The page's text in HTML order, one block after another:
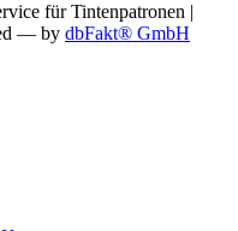
fürTintenpatronen |
— by dbFakt® GmbH